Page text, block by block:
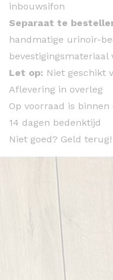
inbouwsifon
Separaat te
handmatige urinoir-
Let op: Niet geschikt
Aflevering in overleg
Op voorraad is
14 dagen bedenktijd
Niet goed? Geld terug!